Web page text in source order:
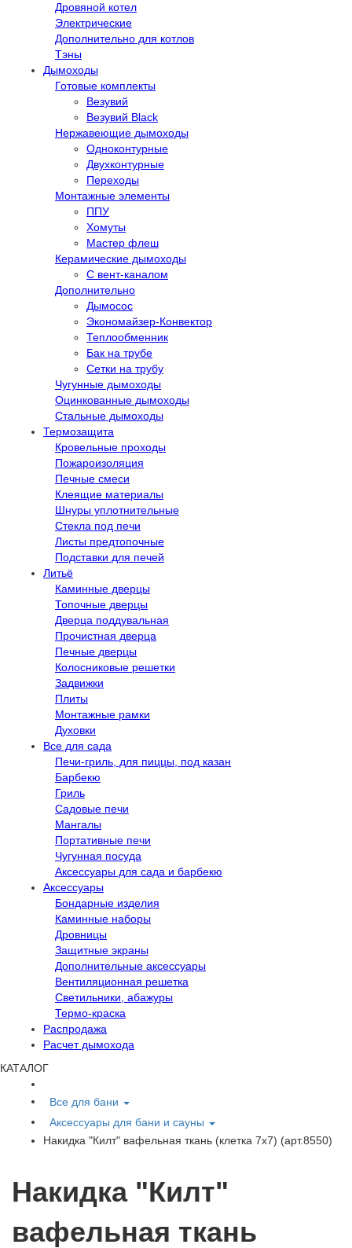
Дровяной котел
Электрические
Дополнительно для котлов
Тэны
Дымоходы
Готовые комплекты
Везувий
Везувий Black
Нержавеющие дымоходы
Одноконтурные
Двухконтурные
Переходы
Монтажные элементы
ППУ
Хомуты
Мастер флеш
Керамические дымоходы
С вент-каналом
Дополнительно
Дымосос
Экономайзер-Конвектор
Теплообменник
Бак на трубе
Сетки на трубу
Чугунные дымоходы
Оцинкованные дымоходы
Стальные дымоходы
Термозащита
Кровельные проходы
Пожароизоляция
Печные смеси
Клеящие материалы
Шнуры уплотнительные
Стекла под печи
Листы предтопочные
Подставки для печей
Литьё
Каминные дверцы
Топочные дверцы
Дверца поддувальная
Прочистная дверца
Печные дверцы
Колосниковые решетки
Задвижки
Плиты
Монтажные рамки
Духовки
Все для сада
Печи-гриль, для пиццы, под казан
Барбекю
Гриль
Садовые печи
Мангалы
Портативные печи
Чугунная посуда
Аксессуары для сада и барбекю
Аксессуары
Бондарные изделия
Каминные наборы
Дровницы
Защитные экраны
Дополнительные аксессуары
Вентиляционная решетка
Светильники, абажуры
Термо-краска
Распродажа
Расчет дымохода
КАТАЛОГ
Все для бани
Аксессуары для бани и сауны
Накидка "Килт" вафельная ткань (клетка 7х7) (арт.8550)
Накидка "Килт"
вафельная ткань